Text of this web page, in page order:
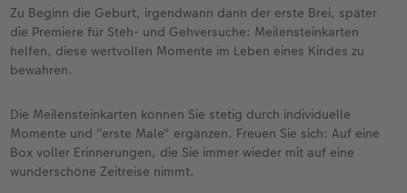
Erinnerungstasche
Personalisierter Schuber
Inspiration
Jahrbuch
Fotocollage
hexxas
Alu Dibond
Gallery Print
Fotosets
Fotosticker
Premium Poster
Rahmen
Sofortfotos
Sofortsticker
Sofortfotos mit Text
Sofortfotos mit Design
Fototassen
Emaille Becher
Dekoration
Schule & Büro
Babykarten
Geburtskarten
Postkarten
Fotokarten
Silikonhüllen
Handykette
Lederhüllen
Holzhüllen
Wandkalender Fineline
Kundenbeispiele
Bestellwege
Designvorlagen
für Männer
für Frauen
für Kinder
für Großeltern
Baby
Erste Schritte
Gestaltungsideen
Fotobuch für Anfänger
Neue Funktionen
Erste Schritte
Videotutorials
Zu Beginn die Geburt, irgendwann dann der erste Brei, später
die Premiere für Steh- und Gehversuche: Meilensteinkarten
helfen, diese wertvollen Momente im Leben eines Kindes zu
bewahren.
Die Meilensteinkarten können Sie stetig durch individuelle
Momente und "erste Male" ergänzen. Freuen Sie sich: Auf eine
Box voller Erinnerungen, die Sie immer wieder mit auf eine
wunderschöne Zeitreise nimmt.